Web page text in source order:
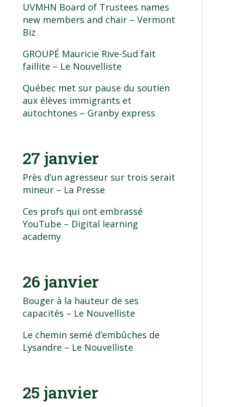
UVMHN Board of Trustees names
new members and chair– Vermont
Biz
GROUPÉ Mauricie Rive-Sud fait
faillite – Le Nouvelliste
Québec met sur pause du soutien
aux élèves immigrants et
autochtones – Granby express
27 janvier
Près d’un agresseur sur trois serait
mineur– La Presse
Ces profs qui ont embrassé
YouTube – Digital learning
academy
26 janvier
Bouger à la hauteur de ses
capacités – Le Nouvelliste
Le chemin semé d’embûches de
Lysandre – Le Nouvelliste
25 janvier